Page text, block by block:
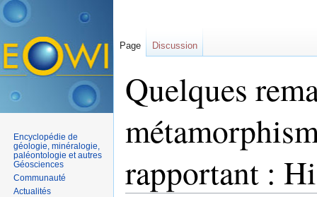
Quelques
rapportant :
Page Discussion
Encyclopédie de
géologie, minéralogie,
paléontologie et autres
Géosciences
Communauté
Actualités